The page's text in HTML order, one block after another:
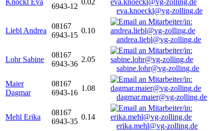
Knöckl Eva
6943-12
0.02
eva.knoeckl@vg-zolling.de
Liebl Andrea
08167
6943-15
0.10
andrea.liebl@vg-zolling.de
Lohr Sabine
08167
6943-36
2.05
sabine.lohr@vg-zolling.de
Maier
Dagmar
08167
6943-16
1.08
dagmar.maier@vg-zolling.de
Mehl Erika
08167
6943-35
0.14
erika.mehl@vg-zolling.de